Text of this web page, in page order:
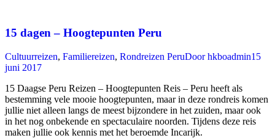
15 dagen – Hoogtepunten Peru
Cultuurreizen, Familiereizen, Rondreizen PeruDoorhkboadmin15
juni 2017
15 Daagse Peru Reizen – Hoogtepunten Reis – Peru heeft als
bestemming vele mooie hoogtepunten, maar in deze rondreis komen
jullie niet alleen langs de meest bijzondere in het zuiden, maar ook
in het nog onbekende en spectaculaire noorden. Tijdens deze reis
maken jullie ook kennis met het beroemde Incarijk.